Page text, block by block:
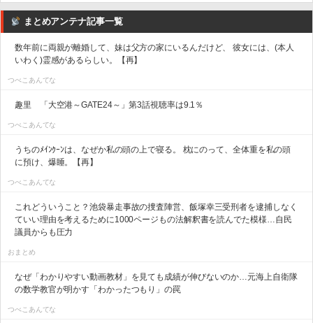
まとめアンテナ記事一覧
数年前に両親が離婚して、妹は父方の家にいるんだけど、 彼女には、(本人
いわく)霊感があるらしい。【再】
つべこあんてな
趣里 「大空港～GATE24～」第3話視聴率は9.1％
つべこあんてな
うちのﾒｲﾝｸｰﾝは、なぜか私の頭の上で寝る。 枕にのって、全体重を私の頭
に預け、爆睡。【再】
つべこあんてな
これどういうこと？池袋暴走事故の捜査陣営、飯塚幸三受刑者を逮捕しなく
ていい理由を考えるために1000ページもの法解釈書を読んでた模様…自民
議員からも圧力
おまとめ
なぜ「わかりやすい動画教材」を見ても成績が伸びないのか…元海上自衛隊
の数学教官が明かす「わかったつもり」の罠
つべこあんてな